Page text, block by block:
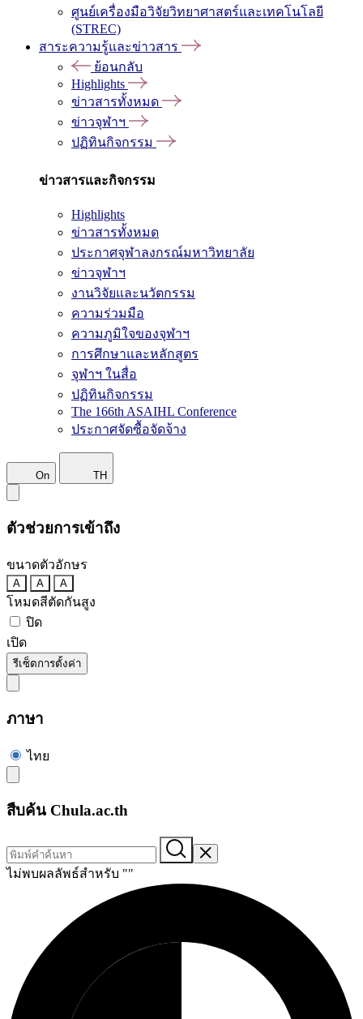
ศูนย์เครื่องมือวิจัยวิทยาศาสตร์และเทคโนโลยี
(STREC)
สาระความรู้และข่าวสาร
ย้อนกลับ
Highlights
ข่าวสารทั้งหมด
ข่าวจุฬาฯ
ปฏิทินกิจกรรม
ข่าวสารและกิจกรรม
Highlights
ข่าวสารทั้งหมด
ประกาศจุฬาลงกรณ์มหาวิทยาลัย
ข่าวจุฬาฯ
งานวิจัยและนวัตกรรม
ความร่วมมือ
ความภูมิใจของจุฬาฯ
การศึกษาและหลักสูตร
จุฬาฯ ในสื่อ
ปฏิทินกิจกรรม
The 166th ASAIHL Conference
ประกาศจัดซื้อจัดจ้าง
On TH
ตัวช่วยการเข้าถึง
ขนาดตัวอักษร
A A A
โหมดสีตัดกันสูง
ปิด
เปิด
รีเซ็ตการตั้งค่า
ภาษา
ไทย
สืบค้น Chula.ac.th
ไม่พบผลลัพธ์สำหรับ ""